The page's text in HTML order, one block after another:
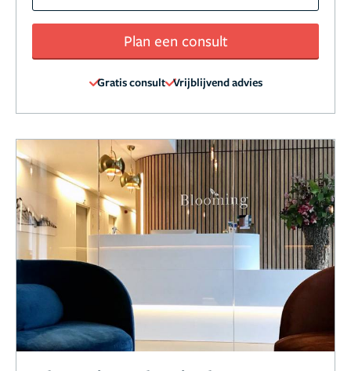
Plan een consult
Gratis consult Vrijblijvend advies